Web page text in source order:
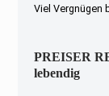
Viel Vergnügen
PREISER
lebendig